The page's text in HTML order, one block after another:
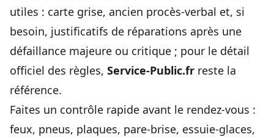
utiles : carte grise, ancien procès-verbal et, si
besoin, justificatifs de réparations après une
défaillance majeure ou critique ; pour le détail
officiel des règles, Service-Public.fr reste la
référence.
Faites un contrôle rapide avant le rendez-vous :
feux, pneus, plaques, pare-brise, essuie-glaces,